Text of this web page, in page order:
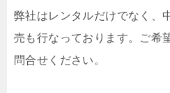
弊社はレンタルだけでなく、
売も行なっております。ご希
問合せください。